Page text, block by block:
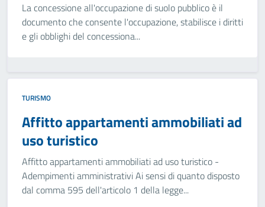
La concessione all'occupazione di suolo pubblico è il
documento che consente l'occupazione, stabilisce i diritti
e gli obblighi del concessiona...
TURISMO
Affitto appartamenti ammobiliati ad
uso turistico
Affitto appartamenti ammobiliati ad uso turistico -
Adempimenti amministrativi Ai sensi di quanto disposto
dal comma 595 dell'articolo 1 della legge...